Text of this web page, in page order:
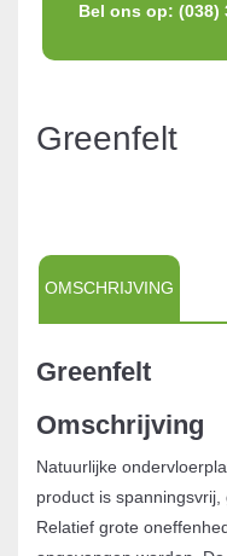
Bel ons op: (038)
Greenfelt
OMSCHRIJVING
Greenfelt
Omschrijving
Natuurlijke
product is spanningsvrij,
Relatief grote